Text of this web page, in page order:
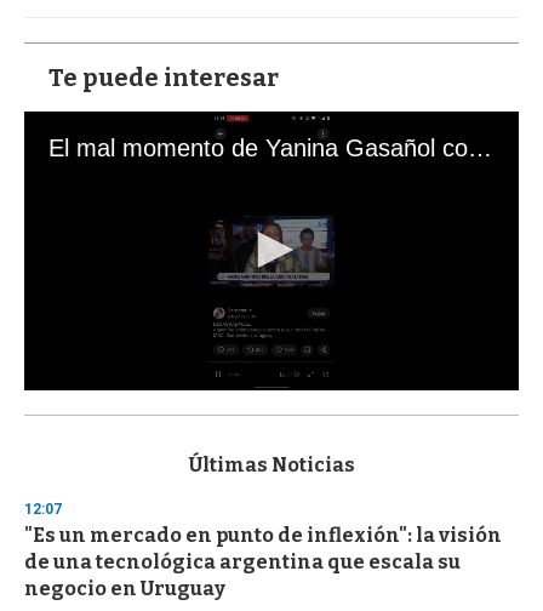
Te puede interesar
El mal momento de Yanina Gasañol con un hincha argentino en "Subrayado"
s
d
s
o
f
3
Últimas Noticias
12:07
"Es un mercado en punto de inflexión": la visión
de una tecnológica argentina que escala su
negocio en Uruguay